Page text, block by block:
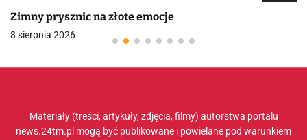
Zimny prysznic na złote emocje
8 sierpnia 2026
Materiały (treści, artykuły, zdjęcia, filmy) autorstwa portalu
news.24tm.pl mogą być publikowane i powielane pod warunkiem